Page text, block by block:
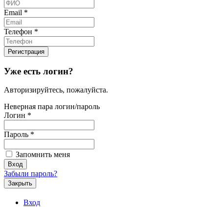
Email *
Телефон *
Уже есть логин?
Авторизируйтесь, пожалуйста.
Неверная пара логин/пароль
Логин *
Пароль *
Запомнить меня
Забыли пароль?
Закрыть
Вход